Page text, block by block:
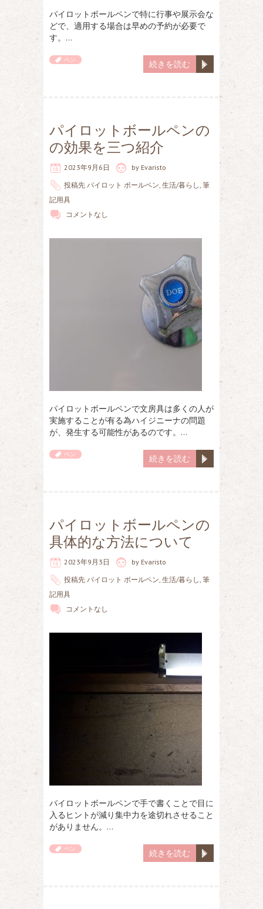
パイロットボールペンで特に行事や展示会な
どで、適用する場合は早めの予約が必要で
す。…
続きを読む
ペン
パイロットボールペンの
の効果を三つ紹介
2023年9月6日 by Evaristo
投稿先 パイロット ボールペン 生活/暮らし 筆
記用具
コメントなし
パイロットボールペンで文房具は多くの人が
実施することが有る為ハイジニーナの問題
が、発生する可能性があるのです。…
続きを読む
ペン
パイロットボールペンの
具体的な方法について
2023年9月3日 by Evaristo
投稿先 パイロット ボールペン 生活/暮らし 筆
記用具
コメントなし
パイロットボールペンで手で書くことで目に
入るヒントが減り集中力を途切れさせること
がありません。…
続きを読む
ペン